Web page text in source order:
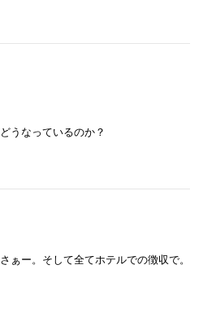
うなっているのか？
ぁー。そして全てホテルでの徴収で。